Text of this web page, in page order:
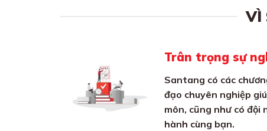
VÌ
Trân trọng sự
Santang có các
đạo chuyên nghiệp
môn, cũng như có đội
hành cùng bạn.